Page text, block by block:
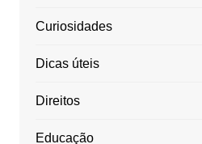
Curiosidades
Dicas úteis
Direitos
Educação